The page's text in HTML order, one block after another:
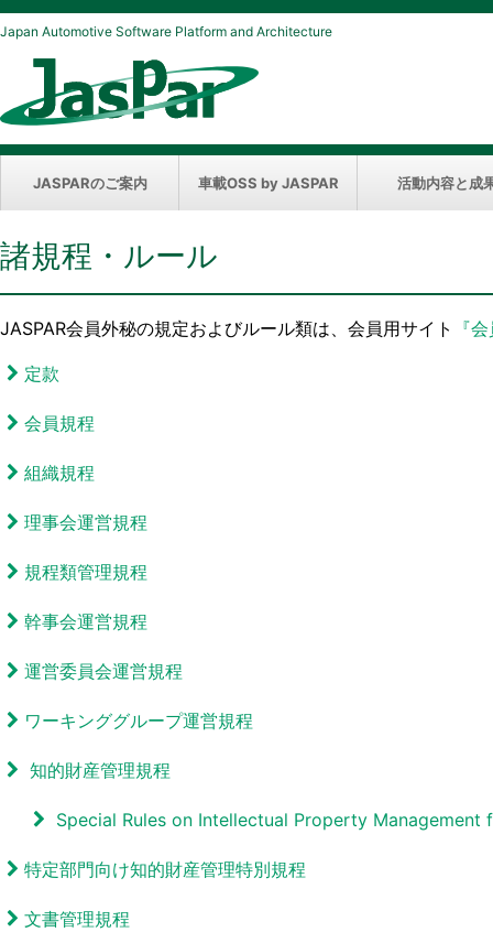
Japan Automotive Software Platform and Architecture
JASPARのご案内 車載OSS by JASPAR 活動内容と成
諸規程・ルール
JASPAR会員外秘の規定およびルール類は、会員用サイト 『
定款
会員規程
組織規程
理事会運営規程
規程類管理規程
幹事会運営規程
運営委員会運営規程
ワーキンググループ運営規程
知的財産管理規程
Special Rules on Intellectual Property Management​
特定部門向け知的財産管理特別規程
文書管理規程